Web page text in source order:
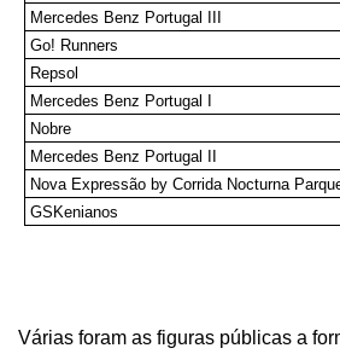
Mercedes Benz Portugal III
Go! Runners
Repsol
Mercedes Benz Portugal I
Nobre
Mercedes Benz Portugal II
Nova Expressão by Corrida Nocturna
GSKenianos
Várias foram as figuras públicas a